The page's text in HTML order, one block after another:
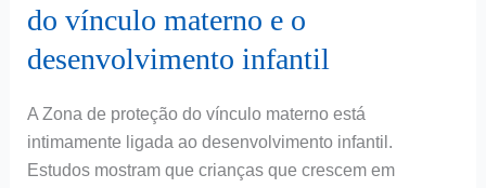
do vínculo materno e o
desenvolvimento infantil
A Zona de proteção do vínculo materno está
intimamente ligada ao desenvolvimento infantil.
Estudos mostram que crianças que crescem em